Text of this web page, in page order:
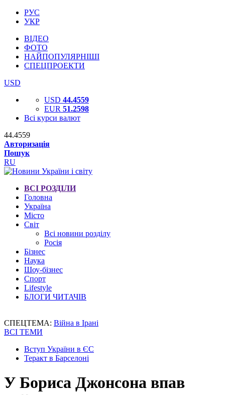
РУС
УКР
ВІДЕО
ФОТО
НАЙПОПУЛЯРНІШІ
СПЕЦПРОЕКТИ
USD
USD 44.4559
EUR 51.2598
Всі курси валют
44.4559
Авторизація
Пошук
RU
ВСІ РОЗДІЛИ
Головна
Україна
Місто
Світ
Всі новини розділу
Росія
Бізнес
Наука
Шоу-бізнес
Спорт
Lifestyle
БЛОГИ ЧИТАЧІВ
СПЕЦТЕМА: Війна в Ірані
ВСІ ТЕМИ
Вступ України в ЄС
Теракт в Барселоні
У Бориса Джонсона впав